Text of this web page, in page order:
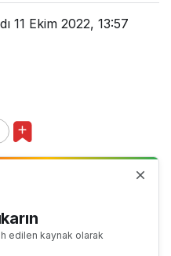
11 Ekim 2022, 13:57
edilen kaynak olarak